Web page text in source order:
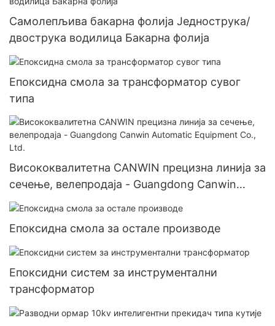
Самолепљива бакарна фолија Једнострука/
двострука водилица Бакарна фолија
Епоксидна смола за трансформатор сувог
типа
Висококвалитетна CANWIN прецизна линија за
сечење, велепродаја - Guangdong Canwin
Automatic Equipment Co., Ltd.
Епоксидна смола за остале производе
Епоксидни систем за инструментални
трансформатор